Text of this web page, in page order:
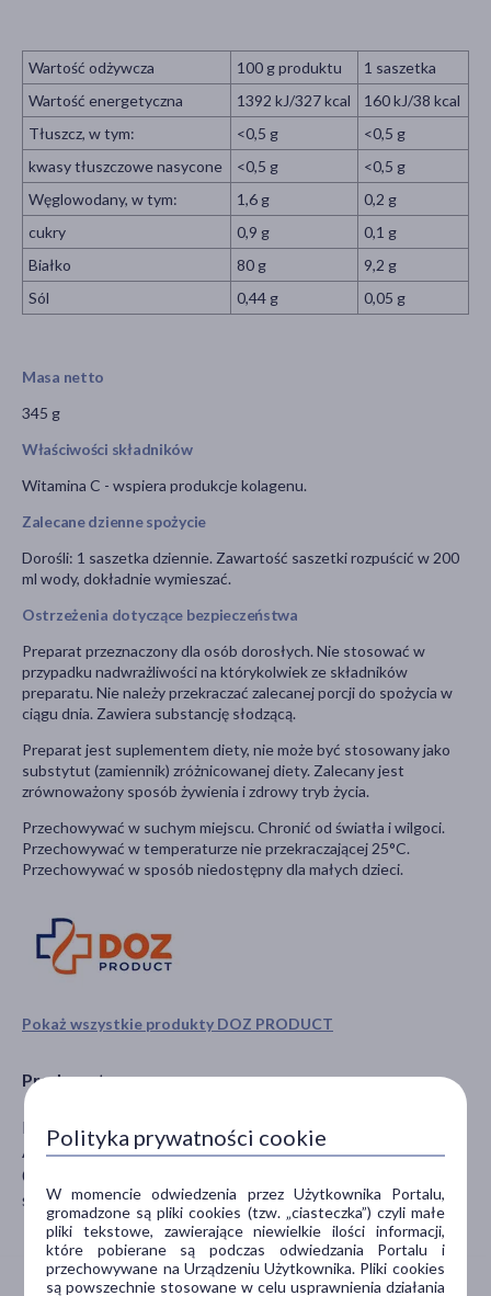
Pokaż wszystkie produkty DOZ PRODUCT
Producent
DOZ S.A.
Al. Jerozolimskie 134
02-352 Warszawa
sekretariat@doz.pl
Wartość odżywcza 100 g produktu
1 saszetka
Wartość energetyczna
1392 kJ/327 kcal
160 kJ/38 kcal
Tłuszcz, w tym:
<0,5 g
<0,5 g
kwasy tłuszczowe nasycone
<0,5 g
<0,5 g
Węglowodany, w tym:
1,6 g
0,2 g
cukry
0,9 g
0,1 g
Białko
80 g
9,2 g
Sól
0,44 g 0,05 g
Masa netto
345 g
Właściwości składników
Witamina C - wspiera produkcje kolagenu.
Zalecane dzienne spożycie
Dorośli: 1 saszetka dziennie. Zawartość saszetki rozpuścić w 200
ml wody, dokładnie wymieszać.
Ostrzeżenia dotyczące bezpieczeństwa
Preparat przeznaczony dla osób dorosłych. Nie stosować w
przypadku nadwrażliwości na którykolwiek ze składników
preparatu. Nie należy przekraczać zalecanej porcji do spożycia w
ciągu dnia. Zawiera substancję słodzącą.
Preparat jest suplementem diety, nie może być stosowany jako
substytut (zamiennik) zróżnicowanej diety. Zalecany jest
zrównoważony sposób żywienia i zdrowy tryb życia.
Przechowywać w suchym miejscu. Chronić od światła i wilgoci.
Przechowywać w temperaturze nie przekraczającej 25°C.
Przechowywać w sposób niedostępny dla małych dzieci.
Polityka prywatności cookie
W momencie odwiedzenia przez Użytkownika Portalu,
gromadzone są pliki cookies (tzw. „ciasteczka”) czyli małe
pliki tekstowe, zawierające niewielkie ilości informacji,
które pobierane są podczas odwiedzania Portalu i
przechowywane na Urządzeniu Użytkownika. Pliki cookies
są powszechnie stosowane w celu usprawnienia działania